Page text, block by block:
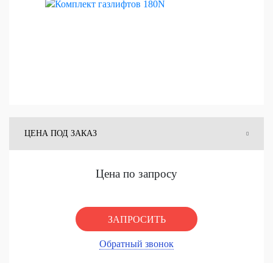
ЦЕНА ПОД ЗАКАЗ
Цена по запросу
ЗАПРОСИТЬ
Обратный звонок